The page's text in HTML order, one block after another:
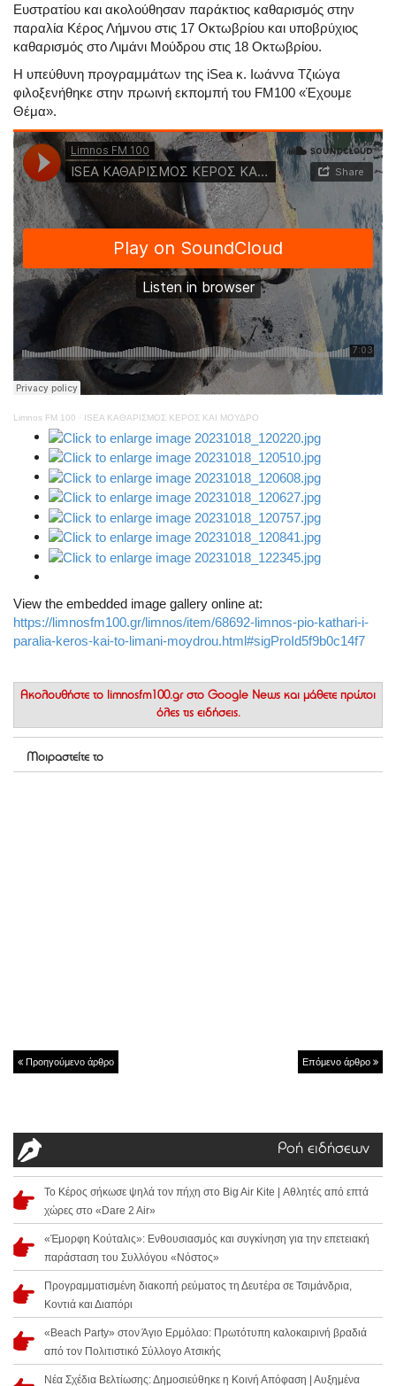
Ευστρατίου και ακολούθησαν παράκτιος καθαρισμός στην
παραλία Κέρος Λήμνου στις 17 Οκτωβρίου και υποβρύχιος
καθαρισμός στο Λιμάνι Μούδρου στις 18 Οκτωβρίου.
Η υπεύθυνη προγραμμάτων της iSea κ. Ιωάννα Τζιώγα
φιλοξενήθηκε στην πρωινή εκπομπή του FM100 «Έχουμε
Θέμα».
Limnos FM 100 · ISEA ΚΑΘΑΡΙΣΜΟΣ ΚΕΡΟΣ ΚΑΙ ΜΟΥΔΡΟ
View the embedded image gallery online at:
https://limnosfm100.gr/limnos/item/68692-limnos-pio-kathari-i-
paralia-keros-kai-to-limani-moydrou.html#sigProId5f9b0c14f7
Ακολουθήστε το limnosfm100.gr στο Google News και μάθετε πρώτοι
όλες τις ειδήσεις.
Μοιραστείτε το
Προηγούμενο άρθρο Επόμενο άρθρο
Ροή ειδήσεων
Το Κέρος σήκωσε ψηλά τον πήχη στο Big Air Kite | Αθλητές από επτά
χώρες στο «Dare 2 Air»
«Έμορφη Κούταλις»: Ενθουσιασμός και συγκίνηση για την επετειακή
παράσταση του Συλλόγου «Νόστος»
Προγραμματισμένη διακοπή ρεύματος τη Δευτέρα σε Τσιμάνδρια,
Κοντιά και Διαπόρι
«Beach Party» στον Άγιο Ερμόλαο: Πρωτότυπη καλοκαιρινή βραδιά
από τον Πολιτιστικό Σύλλογο Ατσικής
Νέα Σχέδια Βελτίωσης: Δημοσιεύθηκε η Κοινή Απόφαση | Αυξημένα